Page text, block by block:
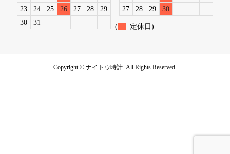
23
24 25 26 27 28
29
30
31
27
28 29 30
( 定休日)
Copyright © ナイトウ時計. All Rights Reserved.